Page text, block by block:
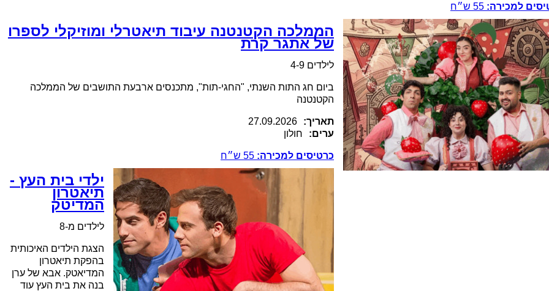
למכירה: 55 ש״ח
הממלכה הקטנטנה עיבוד תיאטרלי ומוזיקלי לספרו
של אתגר קרת
לילדים 4-9
ביום חג התות השנתי, "החגי-תות", מתכנסים ארבעת התושבים של הממלכה
הקטנטנה
תאריך:
27.09.2026
ערים:
חולון
כרטיסים למכירה: 55 ש״ח
ילדי בית העץ -
תיאטרון
המדיטק
לילדים מ-8
הצגת הילדים האיכותית
בהפקת תיאטרון
המדיאטק. אבא של ערן
בנה את בית העץ עוד